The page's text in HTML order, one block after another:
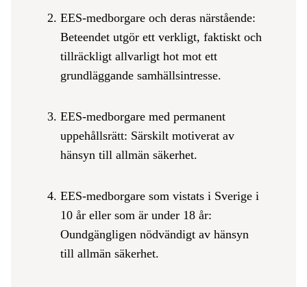
EES-medborgare och deras närstående:
Beteendet utgör ett verkligt, faktiskt och
tillräckligt allvarligt hot mot ett
grundläggande samhällsintresse.
EES-medborgare med permanent
uppehållsrätt: Särskilt motiverat av
hänsyn till allmän säkerhet.
EES-medborgare som vistats i Sverige i
10 år eller som är under 18 år:
Oundgängligen nödvändigt av hänsyn
till allmän säkerhet.